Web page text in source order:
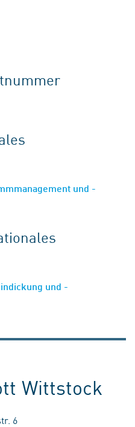
und -
und -
Wittstock
6